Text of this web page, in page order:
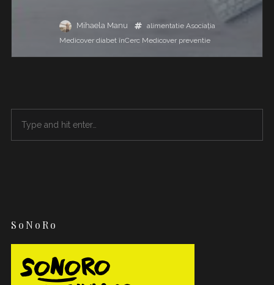
Mihaela Manu alimentatie Asociația
Medicover diabet înCerc Medicover preventie
SoNoRo